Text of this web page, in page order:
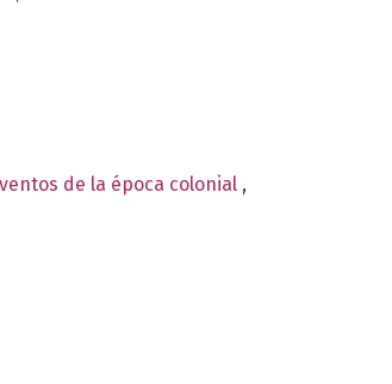
de la época colonial ,